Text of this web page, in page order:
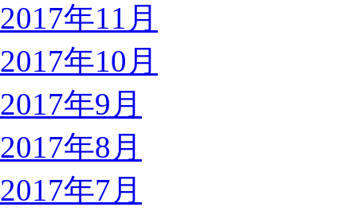
2017年11月
2017年10月
2017年9月
2017年8月
2017年7月